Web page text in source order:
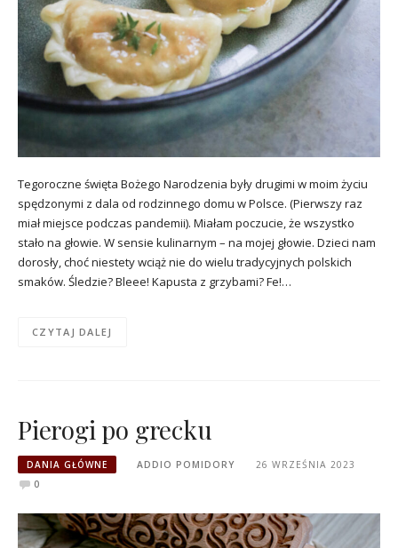
Tegoroczne święta Bożego Narodzenia były drugimi w moim życiu
spędzonymi z dala od rodzinnego domu w Polsce. (Pierwszy raz
miał miejsce podczas pandemii). Miałam poczucie, że wszystko
stało na głowie. W sensie kulinarnym – na mojej głowie. Dzieci nam
dorosły, choć niestety wciąż nie do wielu tradycyjnych polskich
smaków. Śledzie? Bleee! Kapusta z grzybami? Fe!…
CZYTAJ DALEJ
Pierogi po grecku
DANIA GŁÓWNE ADDIO POMIDORY
26 WRZEŚNIA 2023
0